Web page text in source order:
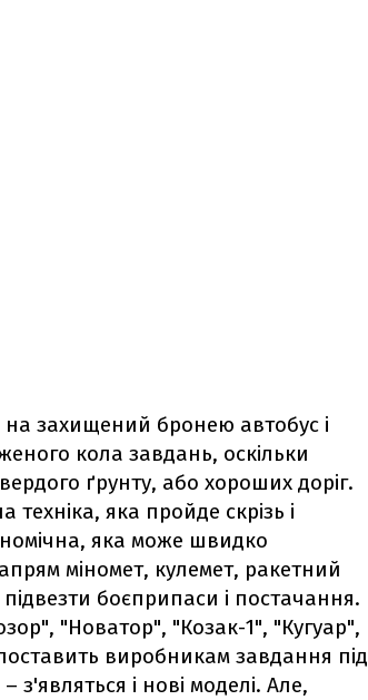
на захищений бронею автобус і
кола завдань, оскільки
ґрунту, або хороших доріг.
яка пройде скрізь і
яка може швидко
міномет, кулемет, ракетний
боєприпаси і постачання.
"Новатор", "Козак-1", "Кугуар",
виробникам завдання під
з'являться і нові моделі. Але,